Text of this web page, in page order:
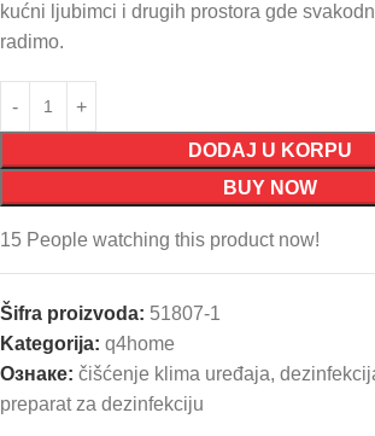
kućni ljubimci i drugih prostora gde
radimo.
DODAJ U KORPU
BUY NOW
15 People watching this product now!
Šifra proizvoda: 51807-1
Kategorija: q4home
Ознаке: čišćenje klima uređaja,
preparat za dezinfekciju